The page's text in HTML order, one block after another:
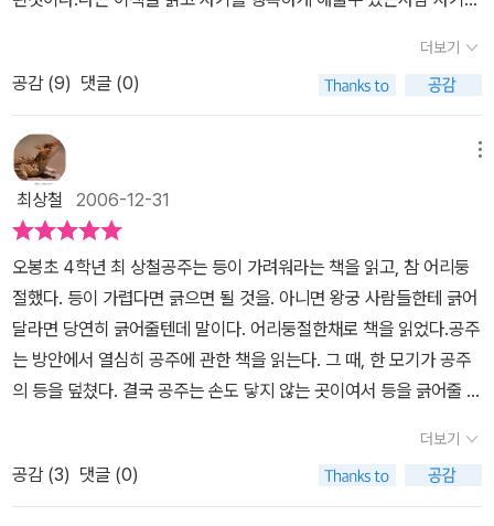
더보기
공감 (9) 댓글 (0)
최상철 2006-12-31
오봉초 4학년 최 상철공주는 등이 가려워라는 책을 읽고, 참 어리둥
절했다. 등이 가렵다면 긁으면 될 것을. 아니면 왕궁 사람들한테 긁어
달라면 당연히 긁어줄텐데 말이다. 어리둥절한채로 책을 읽었다.공주
는 방안에서 열심히 공주에 관한 책을 읽는다. 그 때, 한 모기가 공주
의 등을 덮쳤다. 결국 공주는 손도 닿지 않는 곳이여서 등을 긁어줄 사
그들 모두 이상한 사람들이었다. 그 후에 공주는 자신의 등도 긁어줄
줄 알고 마음씨도 좋은 매우 평범한 왕자를 만나 결혼하게 된다. 그렇
지만, 공주는 그 어느 부부보다 행복해 한다. 이 책을 읽고서 공주의
더보기
공감 (3) 댓글 (0)